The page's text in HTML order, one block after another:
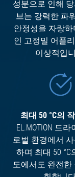
성분으로 인해
브는 강력한 파
안정성을 자랑하
인 고정밀 어플
이상적입
최대 50 °C의
EL.MOTION 드
로벌 환경에서
하며 최대 50 °C
도에서도 완전한